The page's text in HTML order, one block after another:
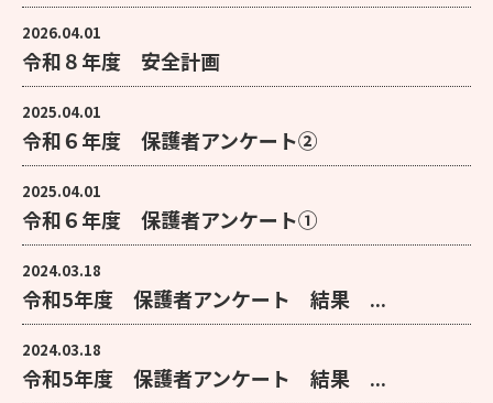
2026.04.01
令和８年度 安全計画
2025.04.01
令和６年度 保護者アンケート②
2025.04.01
令和６年度 保護者アンケート①
2024.03.18
令和5年度 保護者アンケート 結果 ...
2024.03.18
令和5年度 保護者アンケート 結果 ...